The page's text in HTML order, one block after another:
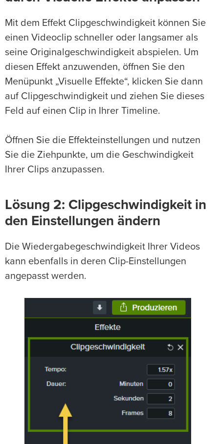
Mit dem Effekt Clipgeschwindigkeit können Sie
einen Videoclip schneller oder langsamer als
seine Originalgeschwindigkeit abspielen. Um
diesen Effekt anzuwenden, öffnen Sie den
Menüpunkt „Visuelle Effekte“, klicken Sie dann
auf Clipgeschwindigkeit und ziehen Sie dieses
Feld auf einen Clip in Ihrer Timeline.
Öffnen Sie die Effekteinstellungen und nutzen
Sie die Ziehpunkte, um die Geschwindigkeit
Ihrer Clips anzupassen.
Lösung 2: Clipgeschwindigkeit in
den Einstellungen ändern
Die Wiedergabegeschwindigkeit Ihrer Videos
kann ebenfalls in deren Clip-Einstellungen
angepasst werden.